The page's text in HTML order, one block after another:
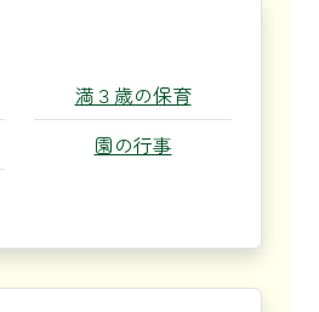
満３歳の保育
園の行事